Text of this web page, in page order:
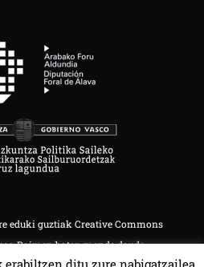
eduki guztiak Creative Commons
Baimen baten mende daude.
erabiltzen ditu zure nabigatzailea